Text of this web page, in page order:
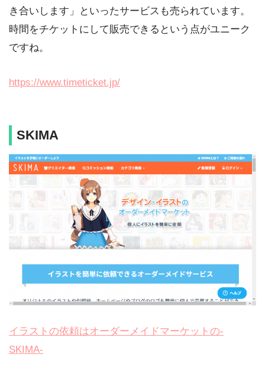
き合いします」といったサービスも売られています。
時間をチケットにして販売できるという点がユニーク
ですね。
https://www.timeticket.jp/
SKIMA
イラストの依頼はオーダーメイドマーケットの-
SKIMA-